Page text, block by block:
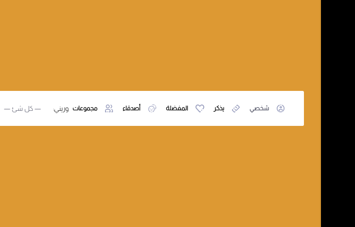
شخصي يذكر المفضلة أصدقاء مجموعات وريني: